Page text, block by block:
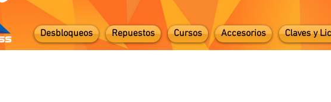
Desbloqueos Repuestos Cursos Accesorios Claves y